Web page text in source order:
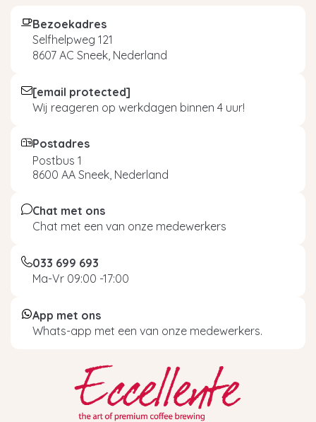
Bezoekadres
Selfhelpweg 121
8607 AC Sneek, Nederland
[email protected]
Wij reageren op werkdagen binnen 4 uur!
Postadres
Postbus 1
8600 AA Sneek, Nederland
Chat met ons
Chat met een van onze medewerkers
033 699 693
Ma-Vr 09:00 -17:00
App met ons
Whats-app met een van onze medewerkers.